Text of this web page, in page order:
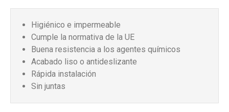
Higiénico e impermeable
Cumple la normativa de la UE
Buena resistencia a los agentes químicos
Acabado liso o antideslizante
Rápida instalación
Sin juntas